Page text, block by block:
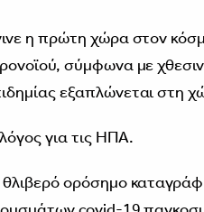
η πρώτη χώρα στον
σύμφωνα με
εξαπλώνεται στη
για τις ΗΠΑ.
θλιβερό ορόσημο